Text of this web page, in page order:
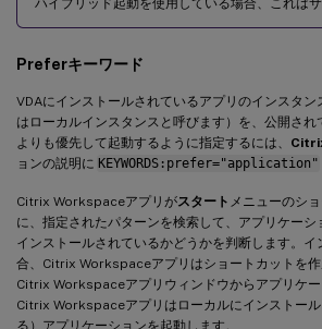
Preferキーワード
VDAにインストールされているアプリのインスタ
はローカルインスタンスと呼びます）を、公開され
よりも優先して起動するように指定するには、
ョンの説明に KEYWORDS:prefer="application"
Citrix Workspaceアプリがスタート メニューのシ
に、指定されたパターンを検索して、アプリケーシ
インストールされているかどうかを判断します。
合、Citrix Workspaceアプリはショートカットを
Citrix Workspaceアプリウィンドウからアプリケー
Citrix Workspaceアプリはローカルにインストー
る）アプリケーションを起動します。